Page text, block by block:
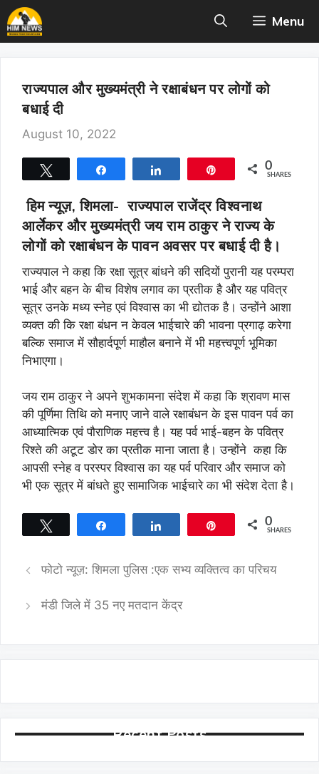
Skip
to
content
Menu
राज्यपाल और मुख्यमंत्री ने रक्षाबंधन पर लोगों को
बधाई दी
August 10, 2022
0
SHARES
हिम न्यूज़, शिमला- राज्यपाल राजेंद्र विश्वनाथ
आर्लेकर और मुख्यमंत्री जय राम ठाकुर ने राज्य के
लोगों को रक्षाबंधन के पावन अवसर पर बधाई दी है।
राज्यपाल ने कहा कि रक्षा सूत्र बांधने की सदियों पुरानी यह परम्परा
भाई और बहन के बीच विशेष लगाव का प्रतीक है और यह पवित्र
सूत्र उनके मध्य स्नेह एवं विश्वास का भी द्योतक है। उन्होंने आशा
व्यक्त की कि रक्षा बंधन न केवल भाईचारे की भावना प्रगाढ़ करेगा
बल्कि समाज में सौहार्दपूर्ण माहौल बनाने में भी महत्त्वपूर्ण भूमिका
निभाएगा।
जय राम ठाकुर ने अपने शुभकामना संदेश में कहा कि श्रावण मास
की पूर्णिमा तिथि को मनाए जाने वाले रक्षाबंधन के इस पावन पर्व का
आध्यात्मिक एवं पौराणिक महत्त्व है। यह पर्व भाई-बहन के पवित्र
रिश्ते की अटूट डोर का प्रतीक माना जाता है। उन्होंने कहा कि
आपसी स्नेह व परस्पर विश्वास का यह पर्व परिवार और समाज को
भी एक सूत्र में बांधते हुए सामाजिक भाईचारे का भी संदेश देता है।
0
SHARES
फोटो न्यूज़: शिमला पुलिस :एक सभ्य व्यक्तित्व का परिचय
मंडी जिले में 35 नए मतदान केंद्र
Recent Posts